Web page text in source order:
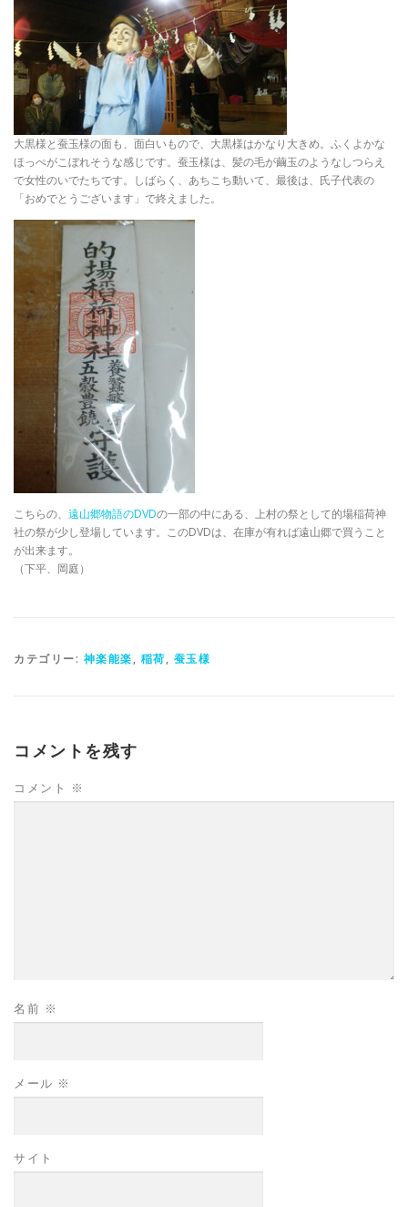
大黒様と蚕玉様の面も、面白いもので、大黒様はかなり大きめ。ふくよかな
ほっぺがこぼれそうな感じです。蚕玉様は、髪の毛が繭玉のようなしつらえ
で女性のいでたちです。しばらく、あちこち動いて、最後は、氏子代表の
「おめでとうございます」で終えました。
こちらの、 遠山郷物語のDVDの一部の中にある、上村の祭として的場稲荷神
社の祭が少し登場しています。このDVDは、在庫が有れば遠山郷で買うこと
が出来ます。
（下平、岡庭）
カテゴリー: 神楽能楽, 稲荷, 蚕玉様
コメントを残す
コメント ※
名前 ※
メール ※
サイト